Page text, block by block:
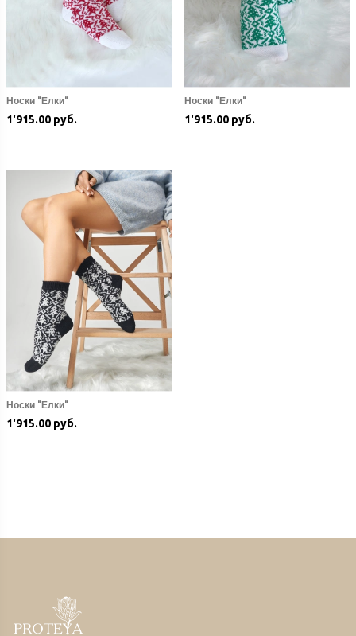
Носки "Елки"
1'915.00 руб.
Носки "Елки"
1'915.00 руб.
Носки "Елки"
1'915.00 руб.